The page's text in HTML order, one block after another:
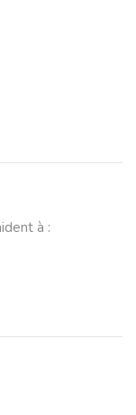
à :